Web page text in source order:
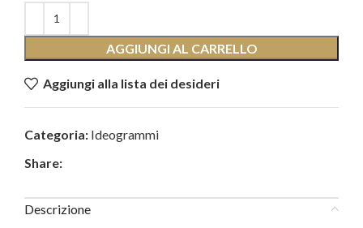
AGGIUNGI AL CARRELLO
Aggiungi alla lista dei desideri
Categoria: Ideogrammi
Share:
Descrizione